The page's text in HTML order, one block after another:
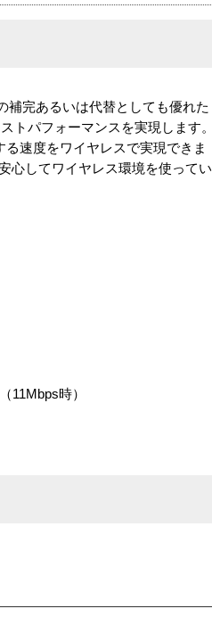
補完あるいは代替としても優れた
トパフォーマンスを実現します。
速度をワイヤレスで実現できま
心してワイヤレス環境を使ってい
11Mbps時）